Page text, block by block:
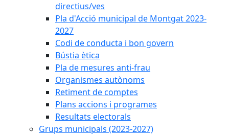
directius/ves
Pla d'Acció municipal de Montgat 2023-
2027
Codi de conducta i bon govern
Bústia ètica
Pla de mesures anti-frau
Organismes autònoms
Retiment de comptes
Plans accions i programes
Resultats electorals
Grups municipals (2023-2027)